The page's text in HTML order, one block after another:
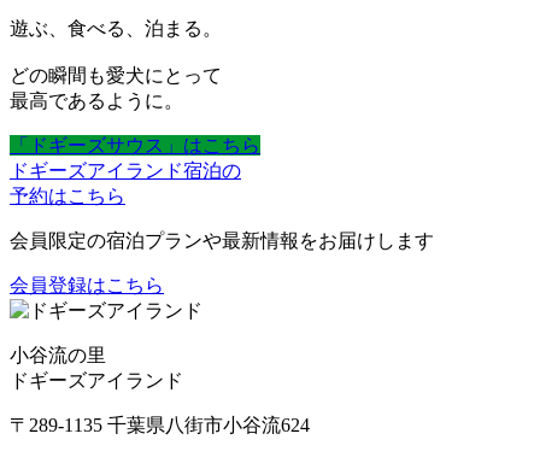
遊ぶ、食べる、泊まる。
どの瞬間も愛犬にとって
最高であるように。
「ドギーズサウス」はこちら
ドギーズアイランド宿泊の
予約はこちら
会員限定の宿泊プランや最新情報をお届けします
会員登録はこちら
小谷流の里
ドギーズアイランド
〒289-1135 千葉県八街市小谷流624